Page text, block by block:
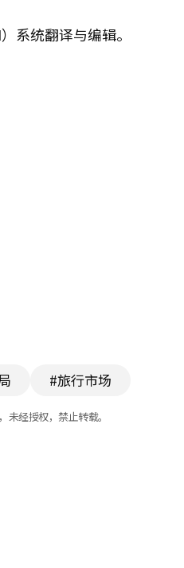
系统翻译与编辑。
#旅行市场
未经授权，禁止转载。